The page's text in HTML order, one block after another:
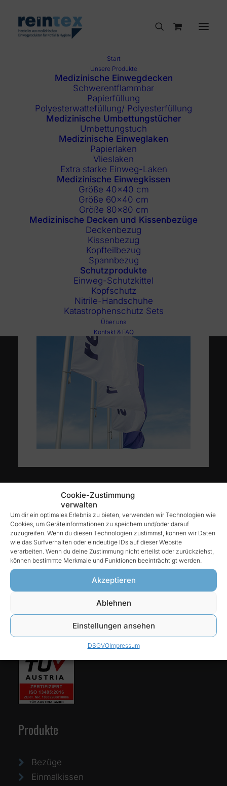
Cookie-Zustimmung
verwalten
Um dir ein optimales Erlebnis zu bieten, verwenden wir Technologien wie
Cookies, um Geräteinformationen zu speichern und/oder darauf
zuzugreifen. Wenn du diesen Technologien zustimmst, können wir Daten
wie das Surfverhalten oder eindeutige IDs auf dieser Website
verarbeiten. Wenn du deine Zustimmung nicht erteilst oder zurückziehst,
können bestimmte Merkmale und Funktionen beeinträchtigt werden.
Akzeptieren
Ablehnen
Einstellungen ansehen
DSGVOImpressum
Start
Unsere Produkte
Medizinische Einwegdecken
Schwerentflammbar
Papierfüllung
Polyesterwattefüllung/ Polyesterfüllung
Medizinische Umbettungstücher
Umbettungstuch
Medizinische Einweglaken
Papierlaken
Vlieslaken
Extra starke Einweg-Laken
Medizinische Einwegkissen
Größe 40×40 cm
Größe 60×40 cm
Größe 80×80 cm
Medizinische Decken und Kissenbezüge
Deckenbezug
Kissenbezug
Kopfteilbezug
Spannbezug
Schutzprodukte
Einweg-Schutzkittel
Kopfschutz
Nitrile-Handschuhe
Katastrophenschutz Sets
Über uns
Kontakt & FAQ
Reintex GmbH
Anhalter Str. 15
68775 Ketsch
06202-927 68 76
E-Mail:
info@reintex.com
Produkte
Bezüge
Einmalkissen